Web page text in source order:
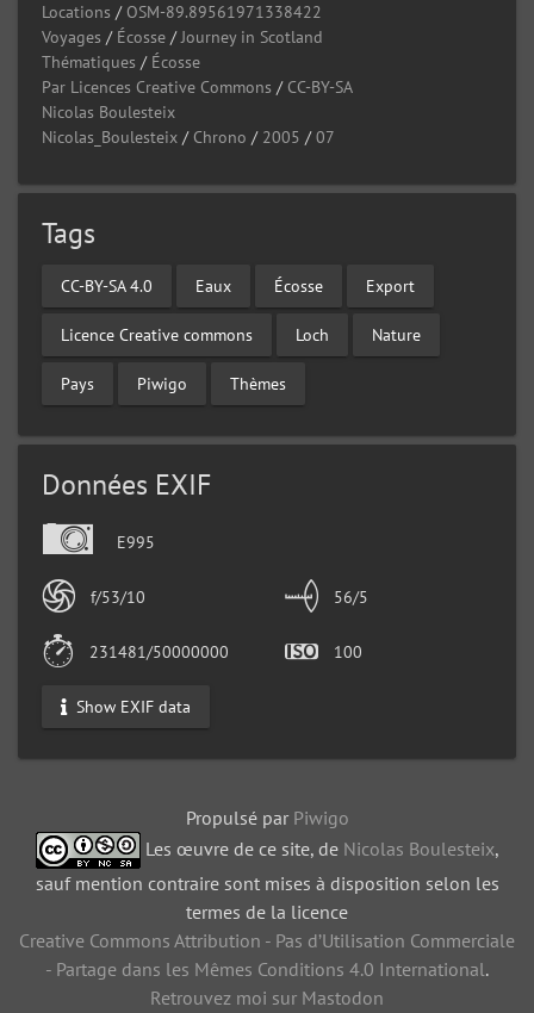
Locations / OSM-89.89561971338422
Voyages / Écosse /Journey in Scotland
Thématiques / Écosse
Par Licences Creative Commons / CC-BY-SA
Nicolas Boulesteix
Nicolas_Boulesteix / Chrono / 2005 /07
Tags
CC-BY-SA 4.0 Eaux Écosse Export
Licence Creative commons Loch Nature
Pays Piwigo Thèmes
Données EXIF
E995
f/53/10 56/5
231481/50000000 100
Show EXIF data
Propulsé par Piwigo
Les œuvre de ce site, de Nicolas Boulesteix,
sauf mention contraire sont mises à disposition selon les
termes de la licence
Creative Commons Attribution - Pas d’Utilisation Commerciale
- Partage dans les Mêmes Conditions 4.0 International.
Retrouvez moi sur Mastodon